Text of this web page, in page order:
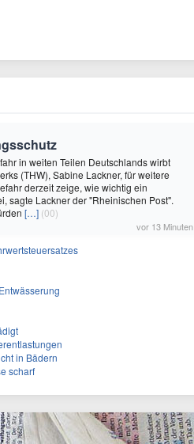
in weiten Teilen Deutschlands wirbt
(THW), Sabine Lackner, für weitere
derzeit zeige, wie wichtig ein
sagte Lackner der "Rheinischen Post".
[…] (00)
vor 13 Minuten
in Bädern
scharf